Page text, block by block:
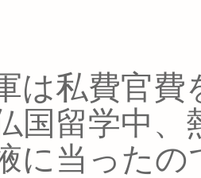
は私費官費
国留学中、
に当った